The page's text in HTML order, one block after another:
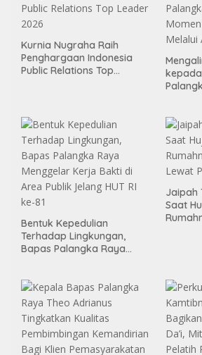
Kurnia Nugraha Raih
Penghargaan Indonesia
Public Relations Top
Bentuk Kepedulian
Terhadap Lingkungan,
Bapas Palangka Raya
ke-81
Jaipah
Saat